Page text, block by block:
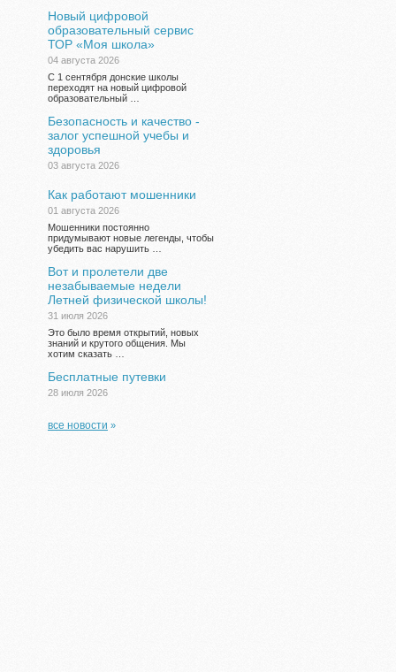
Новый цифровой
образовательный сервис
ТОР «Моя школа»
04 августа 2026
С 1 сентября донские школы
переходят на новый цифровой
образовательный …
Безопасность и качество -
залог успешной учебы и
здоровья
03 августа 2026
Как работают мошенники
01 августа 2026
Мошенники постоянно
придумывают новые легенды, чтобы
убедить вас нарушить …
Вот и пролетели две
незабываемые недели
Летней физической школы!
31 июля 2026
Это было время открытий, новых
знаний и крутого общения. Мы
хотим сказать …
Бесплатные путевки
28 июля 2026
все новости »